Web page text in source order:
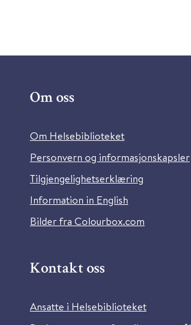
Om oss
Om Helsebiblioteket
Personvern og informasjonskapsler
Tilgjengelighetserklæring
Information in English
Bilder fra Colourbox.com
Kontakt oss
Ansatte i Helsebiblioteket